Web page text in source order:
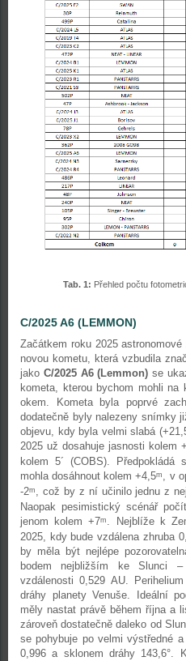
Tab. 1: Přehled počtu
C/2025 A6 (LEMMON)
Začátkem roku 2025
novou kometu, která vzbudila
jako C/2025 A6 (Lemmon) se
kometa, kterou bychom mohli na
okem. Kometa byla poprvé
dodatečně byly nalezeny snímky
objevu, kdy byla velmi slabá
2025 už dosahuje jasnosti kolem
kolem 5´ (COBS).
mohla dosáhnout kolem +4,5m , v
-2m , což by z ní učinilo jednu z
Naopak pesimistický scénář
jenom kolem +7m . Nejblíže k
2025, kdy bude vzdálena zhruba
by měla být nejlépe
bodem nejbližším ke Slunci
vzdálenosti 0,529 AU.
dráhy planety Venuše. Ideální
měly nastat právě během října a
zároveň dostatečně daleko od
se pohybuje po velmi výstředné
0,996 a sklonem dráhy 143,6°.